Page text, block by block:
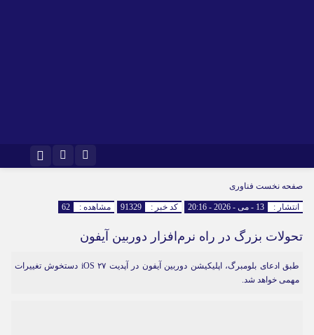
اینستاگرام
صفحه نخست فناوری
انتشار : 13 - می - 2026 - 20:16 کد خبر : 91329 مشاهده : 62
تحولات بزرگ در راه نرم‌افزار دوربین آیفون
طبق ادعای بلومبرگ، اپلیکیشن دوربین آیفون در آپدیت iOS ۲۷ دستخوش تغییرات
مهمی خواهد شد.